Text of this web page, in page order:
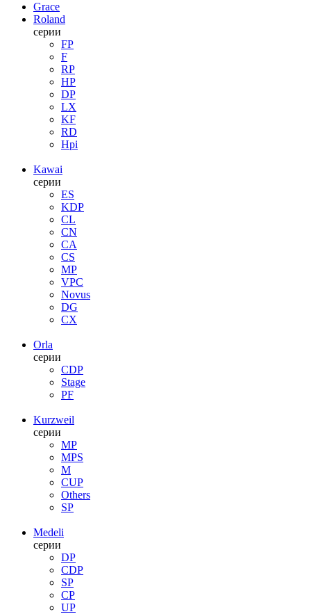
Grace
Roland
серии
FP
F
RP
HP
DP
LX
KF
RD
Hpi
Kawai
серии
ES
KDP
CL
CN
CA
CS
MP
VPC
Novus
DG
CX
Orla
серии
CDP
Stage
PF
Kurzweil
серии
MP
MPS
M
CUP
Others
SP
Medeli
серии
DP
CDP
SP
CP
UP